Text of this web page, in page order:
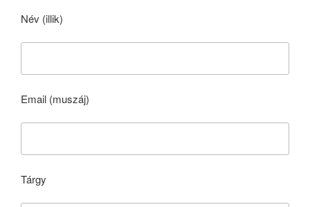
Név (illik)
Email (muszáj)
Tárgy